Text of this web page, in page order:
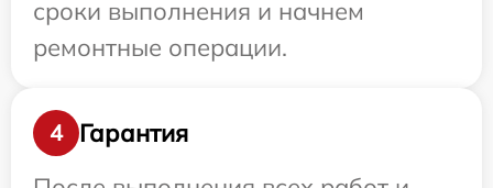
сроки выполнения и начнем
ремонтные операции.
4
Гарантия